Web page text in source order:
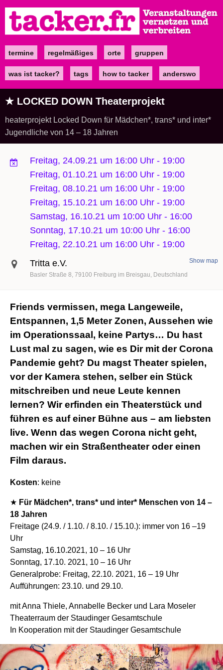
zum
Inhalt
Maintermine regelmäßiges orte gruppen
was ist tacker? tags how to tacker anderswo
★ LOCKED DOWN Theaterprojekt
heaterprojekt Locked Down für Mädchen*, trans* und inter*
Jugendliche von 14 – 18 Jahren
Freitag, 24.09.21 um 16:00 Uhr - 19:00
Freitag, 01.10.21 um 16:00 Uhr - 19:00
Freitag, 08.10.21 um 16:00 Uhr - 19:00
Freitag, 15.10.21 um 16:00 Uhr - 19:00
Samstag, 16.10.21 um 10:00 Uhr - 16:00
Sonntag, 17.10.21 um 10:00 Uhr - 16:00
Freitag, 22.10.21 um 16:00 Uhr - 19:00
Tritta e.V.
Basler Straße 8 79100 Freiburg im Breisgau Deutschland
Show map
Friends vermissen, mega Langeweile,
Entspannen, 1,5 Meter Zonen, Aussehen wie
im Operationssaal, keine Partys… Du hast
Lust mal zu sagen, wie es Dir mit der Corona
Pandemie geht? Du magst Theater spielen,
vor der Kamera stehen, selber ein Stück
mitschreiben und neue Leute kennen
lernen? Wir erfinden ein Theaterstück und
führen es auf einer Bühne aus – am liebsten
live. Wenn das wegen Corona nicht geht,
machen wir ein Straßentheater oder einen
Film daraus.
Kosten: keine
★ Für Mädchen*, trans* und inter* Menschen von 14 –
18 Jahren
Freitage (24.9. / 1.10. / 8.10. / 15.10.): immer von 16 –19
Uhr
Samstag, 16.10.2021, 10 – 16 Uhr
Sonntag, 17.10. 2021, 10 – 16 Uhr
Generalprobe: Freitag, 22.10. 2021, 16 – 19 Uhr
Aufführungen: 23.10. und 29.10.
mit Anna Thiele, Annabelle Becker und Lara Moseler
Theaterraum der Staudinger Gesamtschule
In Kooperation mit der Staudinger Gesamtschule